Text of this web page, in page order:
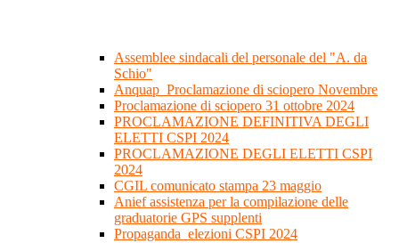
Assemblee sindacali del personale del "A. da
Schio"
Anquap_Proclamazione di sciopero Novembre
Proclamazione di sciopero 31 ottobre 2024
PROCLAMAZIONE DEFINITIVA DEGLI
ELETTI CSPI 2024
PROCLAMAZIONE DEGLI ELETTI CSPI
2024
CGIL comunicato stampa 23 maggio
Anief assistenza per la compilazione delle
graduatorie GPS supplenti
Propaganda_elezioni CSPI 2024